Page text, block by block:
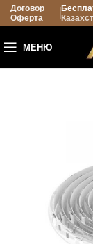
Договор
Оферта
МЕНЮ